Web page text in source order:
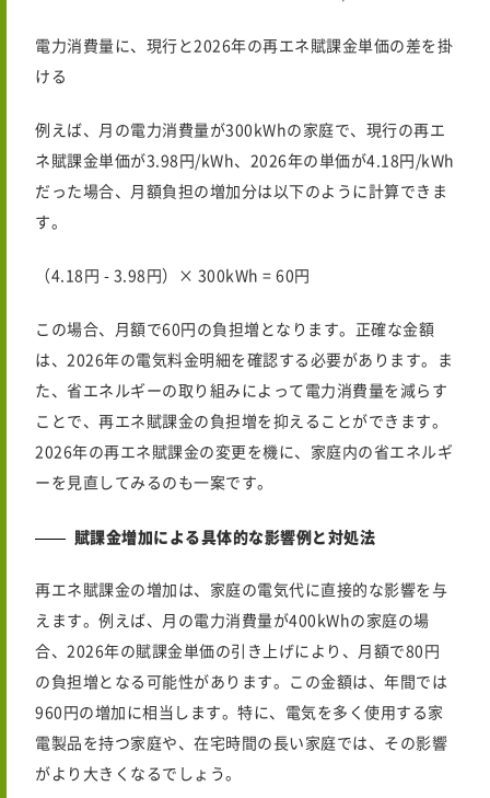
電力消費量に、現行と 2026年の再エネ賦課金単価の差を掛
ける
例えば、月の電力消費量が300kWhの家庭で、現行の再エ
ネ賦課金単価が3.98円/kWh、 2026年の単価が4.18円/kWh
だった場合、月額負担の増加分は以下のように計算できま
す。
（4.18円 - 3.98円）× 300kWh = 60円
この場合、月額で60円の負担増となります。正確な金額
は、 2026年の電気料金明細を確認する必要があります。ま
た、省エネルギーの取り組みによって電力消費量を減らす
ことで、再エネ賦課金の負担増を抑えることができます。
2026年の再エネ賦課金の変更を機に、家庭内の省エネルギ
ーを見直してみるのも一案です。
賦課金増加による具体的な影響例と対処法
再エネ賦課金の増加は、家庭の電気代に直接的な影響を与
えます。例えば、月の電力消費量が400kWhの家庭の場
合、 2026年の賦課金単価の引き上げにより、月額で80 円
の負担増となる可能性があります。この金額は、年間では
960円 の増加に相当します。特に、電気を多く使用する家
電製品を持つ家庭や、在宅時間の長い家庭では、その影響
がより大きくなるでしょう。